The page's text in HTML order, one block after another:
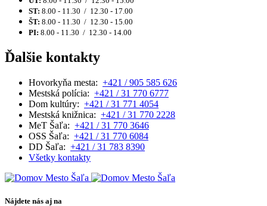
ST: 8.00 - 11.30 / 12.30 - 17.00
ŠT: 8.00 - 11.30 / 12.30 - 15.00
PI: 8.00 - 11.30 / 12.30 - 14.00
Ďalšie kontakty
Hovorkyňa mesta: +421 / 905 585 626
Mestská polícia: +421 / 31 770 6777
Dom kultúry: +421 / 31 771 4054
Mestská knižnica: +421 / 31 770 2228
MeT Šaľa: +421 / 31 770 3646
OSS Šaľa: +421 / 31 770 6084
DD Šaľa: +421 / 31 783 8390
Všetky kontakty
Nájdete nás aj na